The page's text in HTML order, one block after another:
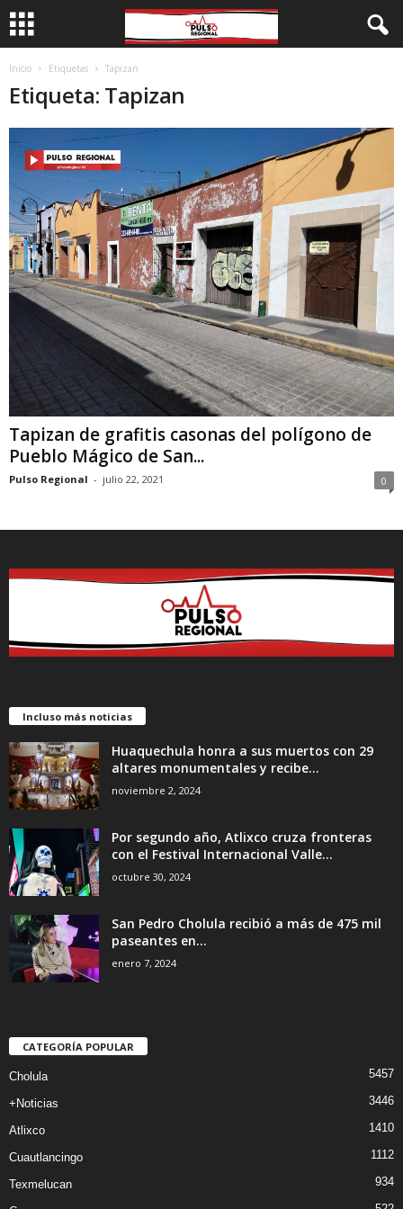
Inicio Etiquetas Tapizan
Etiqueta: Tapizan
Tapizan de grafitis casonas del polígono de
Pueblo Mágico de San...
Pulso Regional - julio 22, 2021 0
Incluso más noticias
Huaquechula honra a sus muertos con 29
altares monumentales y recibe...
noviembre 2, 2024
Por segundo año, Atlixco cruza fronteras
con el Festival Internacional Valle...
octubre 30, 2024
San Pedro Cholula recibió a más de 475 mil
paseantes en...
enero 7, 2024
CATEGORÍA POPULAR
Cholula 5457
+Noticias 3446
Atlixco 1410
Cuautlancingo 1112
Texmelucan 934